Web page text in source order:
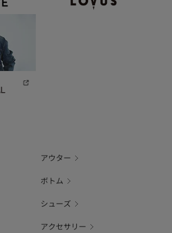
アウター
ボトム
シューズ
アクセサリー